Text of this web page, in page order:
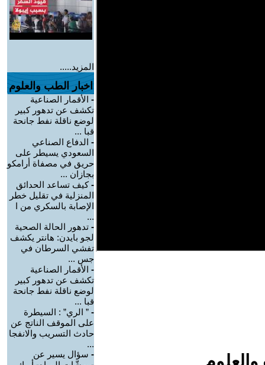
المزيد.....
اخبار الطب والعلوم
- الأقمار الصناعية
تكشف عن تدهور كبير
لوضع ناقلة نفط جانحة
قبا ...
- الدفاع الصناعي
السعودي يسيطر على
حريق في مصفاة أرامكو
بجازان ...
-كيف تساعد الحدائق
المنزلية في تقليل خطر
الإصابة بالسكري من ا
...
- تدهور الحالة الصحية
لجو بايدن: هانتر يكشف
تفشي السرطان في
جس ...
- الأقمار الصناعية
تكشف عن تدهور كبير
لوضع ناقلة نفط جانحة
قبا ...
- ” الري” : السيطرة
على الموقف الناتج عن
حادث التسريب والانفجا
...
- سؤال يسير عن